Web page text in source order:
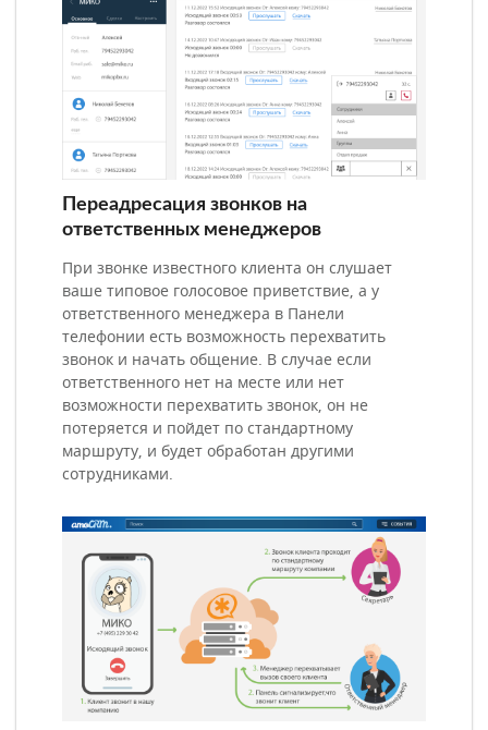
Переадресация звонков на
ответственных менеджеров
При звонке известного клиента он слушает
ваше типовое голосовое приветствие, а у
ответственного менеджера в Панели
телефонии есть возможность перехватить
звонок и начать общение. В случае если
ответственного нет на месте или нет
возможности перехватить звонок, он не
потеряется и пойдет по стандартному
маршруту, и будет обработан другими
сотрудниками.